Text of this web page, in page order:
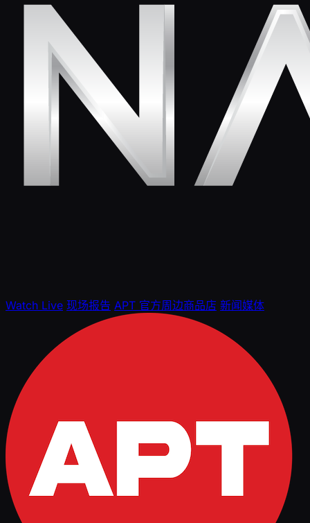
Watch Live 现场报告 APT 官方周边商品店 新闻媒体